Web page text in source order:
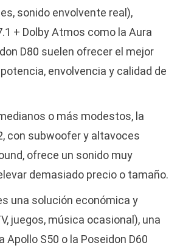
sonido envolvente real),
+ Dolby Atmos como la Aura
D80 suelen ofrecer el mejor
envolvencia y calidad de
o más modestos, la
con subwoofer y altavoces
ofrece un sonido muy
demasiado precio o tamaño.
una solución económica y
juegos, música ocasional), una
Apollo S50 o la Poseidon D60